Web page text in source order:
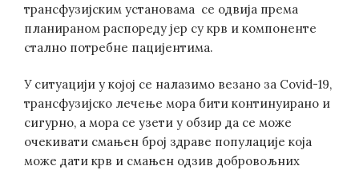
трансфузијским установама се одвија према
планираном распореду јер су крв и компоненте
стално потребне пацијентима.
У ситуацији у којој се налазимо везано за Covid-19,
трансфузијско лечење мора бити континуирано и
сигурно, а мора се узети у обзир да се може
очекивати смањен број здраве популације која
може дати крв и смањен одзив добровољних